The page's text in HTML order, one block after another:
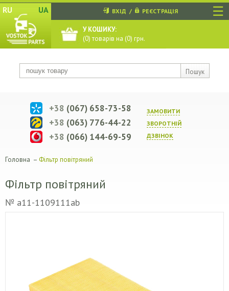
☰
RU UA
Пошук
ВХІД / РЕЄСТРАЦІЯ
У КОШИКУ:
(0) товарів на (0) грн.
ЗАМОВИТИ
ЗВОРОТНIЙ
ДЗВIНОК
+38 (067) 658-73-58
+38 (063) 776-44-22
+38 (066) 144-69-59
Головна – Фільтр повітряний
Фільтр повітряний
№ a11-1109111ab